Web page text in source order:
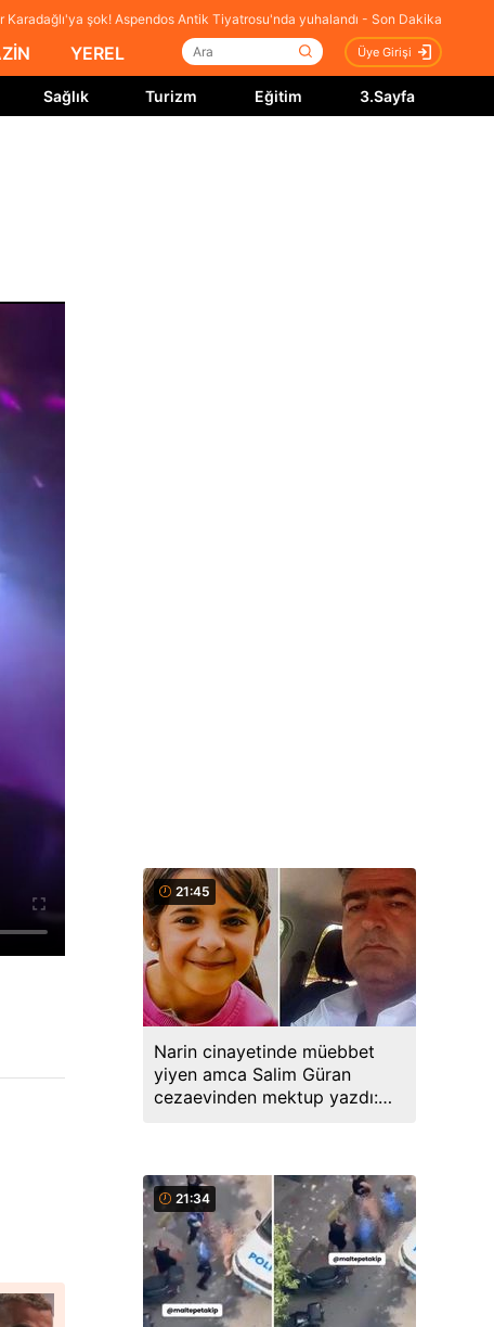
Karadağlı'ya şok! Aspendos Antik Tiyatrosu'nda yuhalandı - Son Dakika
YEREL Üye Girişi
Sağlık Turizm Eğitim 3.Sayfa
21:45
Narin cinayetinde müebbet
yiyen amca Salim Güran
cezaevinden mektup yazdı:
21:34